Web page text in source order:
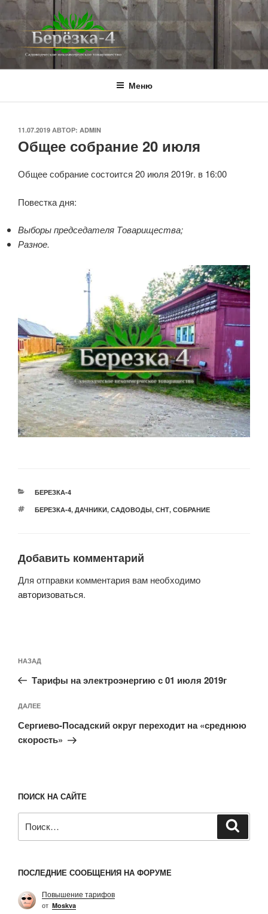
Перейти
к
содержимому
BEREZKA4.RU
СНТ Берёзка-4
Меню
ОПУБЛИКОВАНО
11.07.2019 АВТОР: ADMIN
Общее собрание 20 июля
Общее собрание состоится 20 июля 2019г. в 16:00
Повестка дня:
Выборы председателя Товарищества;
Разное.
РУБРИКИ
БЕРЕЗКА-4
МЕТКИ
БЕРЕЗКА-4, ДАЧНИКИ, САДОВОДЫ, СНТ, СОБРАНИЕ
Добавить комментарий
Для отправки комментария вам необходимо
авторизоваться.
по
записям
Предыдущая
запись:
НАЗАД
Тарифы на электроэнергию с 01 июля 2019г
Следующая
запись
ДАЛЕЕ
Сергиево-Посадский округ переходит на «среднюю
скорость»
ПОИСК НА САЙТЕ
ПОСЛЕДНИЕ СООБЩЕНИЯ НА ФОРУМЕ
Повышение тарифов
от Moskva